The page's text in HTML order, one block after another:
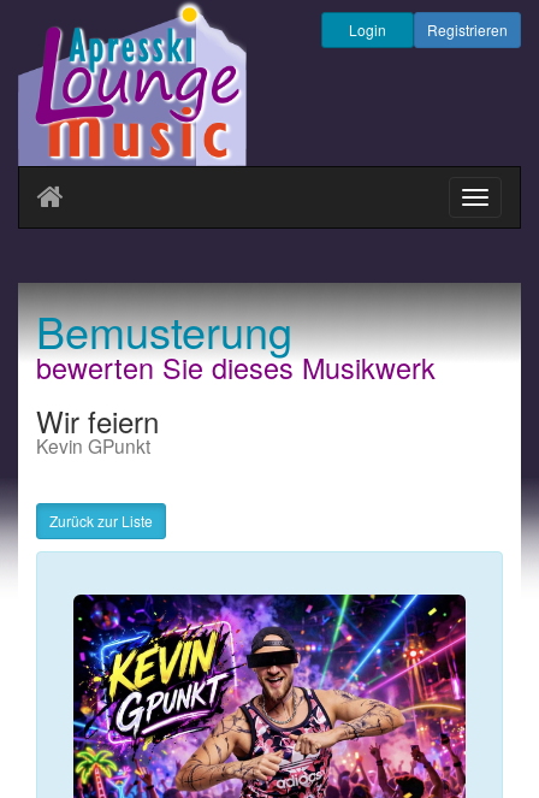
Registrieren
Login
ein-/
Bemusterung
bewerten Sie dieses Musikwerk
Wir feiern
Kevin GPunkt
Zurück zur Liste